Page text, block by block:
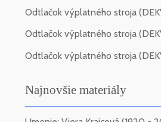
Odtlačok výplatného stroja
Odtlačok výplatného stroja
Odtlačok výplatného stroja
Najnovšie materiály